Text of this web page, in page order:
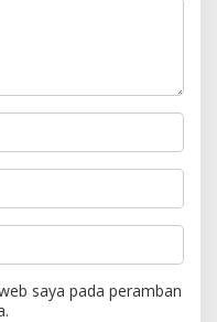
saya pada peramban